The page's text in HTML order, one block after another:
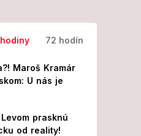
72 hodín
Maroš Kramár
U nás je
prasknú
od reality!